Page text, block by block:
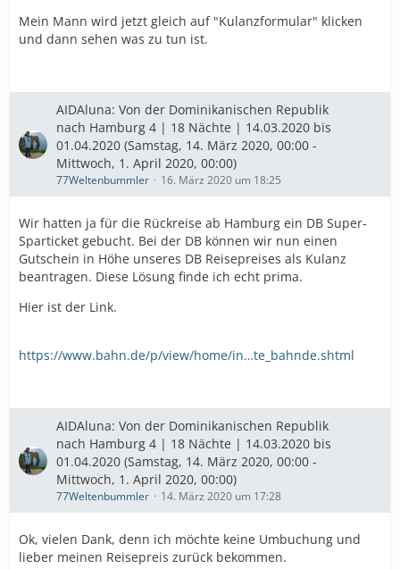
Mein Mann wird jetzt gleich auf "Kulanzformular" klicken
und dann sehen was zu tun ist.
AIDAluna: Von der Dominikanischen Republik
nach Hamburg 4 | 18 Nächte | 14.03.2020 bis
01.04.2020 (Samstag, 14. März 2020, 00:00 -
Mittwoch, 1. April 2020, 00:00)
77Weltenbummler 16. März 2020 um 18:25
Wir hatten ja für die Rückreise ab Hamburg ein DB Super-
Sparticket gebucht. Bei der DB können wir nun einen
Gutschein in Höhe unseres DB Reisepreises als Kulanz
beantragen. Diese Lösung finde ich echt prima.
Hier ist der Link.
https://www.bahn.de/p/view/home/in…te_bahnde.shtml
AIDAluna: Von der Dominikanischen Republik
nach Hamburg 4 | 18 Nächte | 14.03.2020 bis
01.04.2020 (Samstag, 14. März 2020, 00:00 -
Mittwoch, 1. April 2020, 00:00)
77Weltenbummler 14. März 2020 um 17:28
Ok, vielen Dank, denn ich möchte keine Umbuchung und
lieber meinen Reisepreis zurück bekommen.